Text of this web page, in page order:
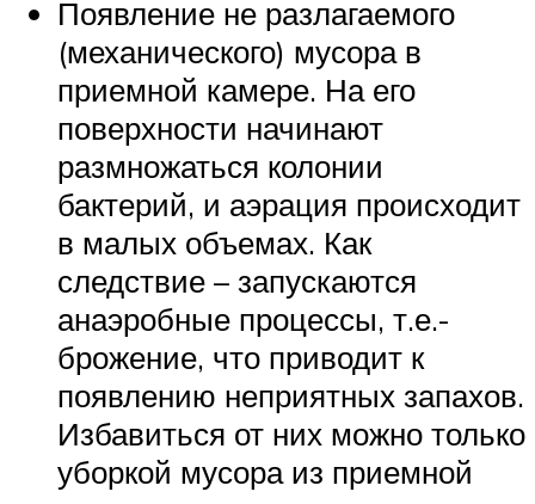
Появление не разлагаемого
(механического) мусора в
приемной камере. На его
поверхности начинают
размножаться колонии
бактерий, и аэрация происходит
в малых объемах. Как
следствие – запускаются
анаэробные процессы, т.е.-
брожение, что приводит к
появлению неприятных запахов.
Избавиться от них можно только
уборкой мусора из приемной